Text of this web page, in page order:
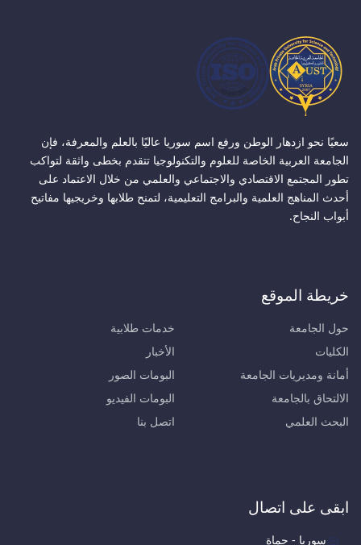
سعيًا نحو ازدهار الوطن ورفع اسم سوريا عاليًا بالعلم والمعرفة، فإن
الجامعة العربية الخاصة للعلوم والتكنولوجيا تتقدم بخطى واثقة لتواكب
تطور المجتمع الاقتصادي والاجتماعي والعلمي من خلال الاعتماد على
أحدث المناهج العلمية والبرامج التعليمية، لتمنح طلابها وخريجيها مفاتيح
أبواب النجاح.
خريطة الموقع
حول الجامعة
الكليات
أمانة ومديريات الجامعة
الالتحاق بالجامعة
البحث العلمي
خدمات طلابية
الأخبار
البومات الصور
البومات الفيديو
اتصل بنا
ابقى على اتصال
سوريا - حماة